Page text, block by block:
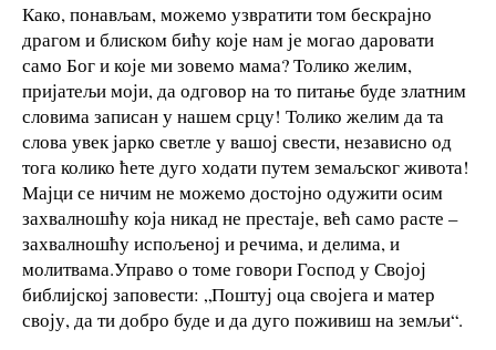
Како, понављам, можемо узвратити том бескрајно
драгом и блиском бићу које нам је могао даровати
само Бог и које ми зовемо мама? Толико желим,
пријатељи моји, да одговор на то питање буде златним
словима записан у нашем срцу! Толико желим да та
слова увек јарко светле у вашој свести, независно од
тога колико ћете дуго ходати путем земаљског живота!
Мајци се ничим не можемо достојно одужити осим
захвалношћу која никад не престаје, већ само расте –
захвалношћу испољеној и речима, и делима, и
молитвама.Управо о томе говори Господ у Својој
библијској заповести: „Поштуј оца својега и матер
своју, да ти добро буде и да дуго поживиш на земљи“.